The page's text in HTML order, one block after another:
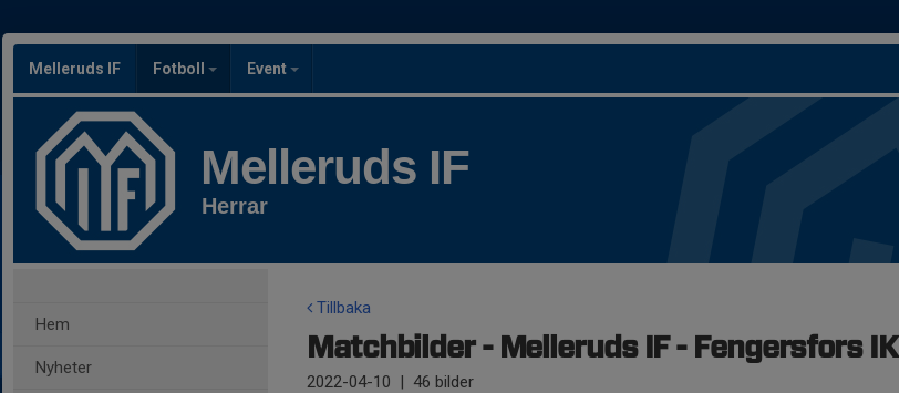
Melleruds IF Fotboll Event
Melleruds IF
Herrar
Hem
Nyheter
Tillbaka
Matchbilder - Melleruds IF - Fengersfors IK
2022-04-10 | 46 bilder